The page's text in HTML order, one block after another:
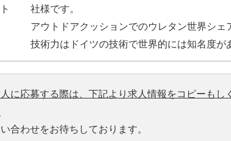
社様です。
アウトドアクッションでのウレタン世界シェ
技術力はドイツの技術で世界的には知名度が
に応募する際は、下記より求人情報をコピーも
合わせをお待ちしております。